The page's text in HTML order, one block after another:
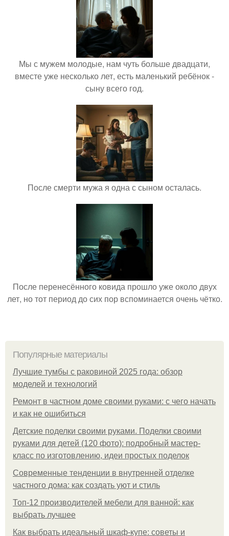
Мы с мужем молодые, нам чуть больше двадцати,
вместе уже несколько лет, есть маленький ребёнок -
сыну всего год.
После смерти мужа я одна с сыном осталась.
После перенесённого ковида прошло уже около двух
лет, но тот период до сих пор вспоминается очень чётко.
Популярные материалы
Лучшие тумбы с раковиной 2025 года: обзор
моделей и технологий
Ремонт в частном доме своими руками: с чего начать
и как не ошибиться
Детские поделки своими руками. Поделки своими
руками для детей (120 фото): подробный мастер-
класс по изготовлению, идеи простых поделок
Современные тенденции в внутренней отделке
частного дома: как создать уют и стиль
Топ-12 производителей мебели для ванной: как
выбрать лучшее
Как выбрать идеальный шкаф-купе: советы и